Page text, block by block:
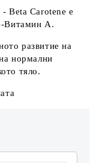
Beta Carotene е
Витамин А.
развитие на
нормални
тяло.